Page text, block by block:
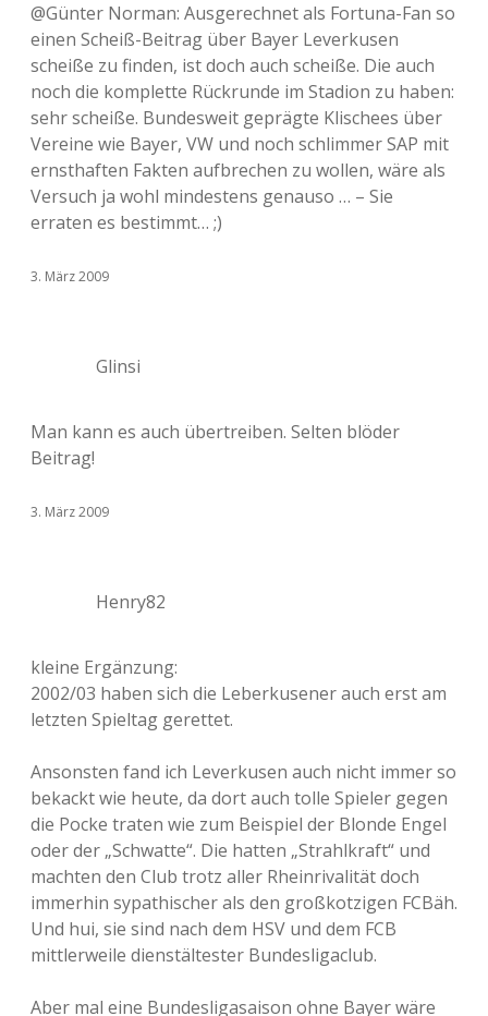
@Günter Norman: Ausgerechnet als Fortuna-Fan so
einen Scheiß-Beitrag über Bayer Leverkusen
scheiße zu finden, ist doch auch scheiße. Die auch
noch die komplette Rückrunde im Stadion zu haben:
sehr scheiße. Bundesweit geprägte Klischees über
Vereine wie Bayer, VW und noch schlimmer SAP mit
ernsthaften Fakten aufbrechen zu wollen, wäre als
Versuch ja wohl mindestens genauso … – Sie
erraten es bestimmt… ;)
3. März 2009
Glinsi
Man kann es auch übertreiben. Selten blöder
Beitrag!
3. März 2009
Henry82
kleine Ergänzung:
2002/03 haben sich die Leberkusener auch erst am
letzten Spieltag gerettet.
Ansonsten fand ich Leverkusen auch nicht immer so
bekackt wie heute, da dort auch tolle Spieler gegen
die Pocke traten wie zum Beispiel der Blonde Engel
oder der „Schwatte“. Die hatten „Strahlkraft“ und
machten den Club trotz aller Rheinrivalität doch
immerhin sypathischer als den großkotzigen FCBäh.
Und hui, sie sind nach dem HSV und dem FCB
mittlerweile dienstältester Bundesligaclub.
Aber mal eine Bundesligasaison ohne Bayer wäre